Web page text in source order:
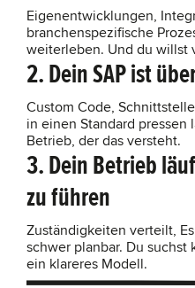
Eigenentwicklungen,
branchenspezifische
weiterleben. Und du willst
2. Dein SAP ist
Custom Code,
in einen Standard pressen
Betrieb, der das versteht.
3. Dein Betrieb
zu führen
Zuständigkeiten verteilt,
schwer planbar. Du suchst
ein klareres Modell.